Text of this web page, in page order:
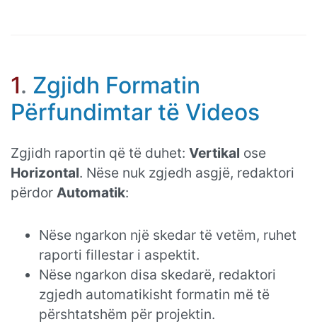
1. Zgjidh Formatin
Përfundimtar të Videos
Zgjidh raportin që të duhet: Vertikal ose
Horizontal. Nëse nuk zgjedh asgjë, redaktori
përdor Automatik:
Nëse ngarkon një skedar të vetëm, ruhet
raporti fillestar i aspektit.
Nëse ngarkon disa skedarë, redaktori
zgjedh automatikisht formatin më të
përshtatshëm për projektin.